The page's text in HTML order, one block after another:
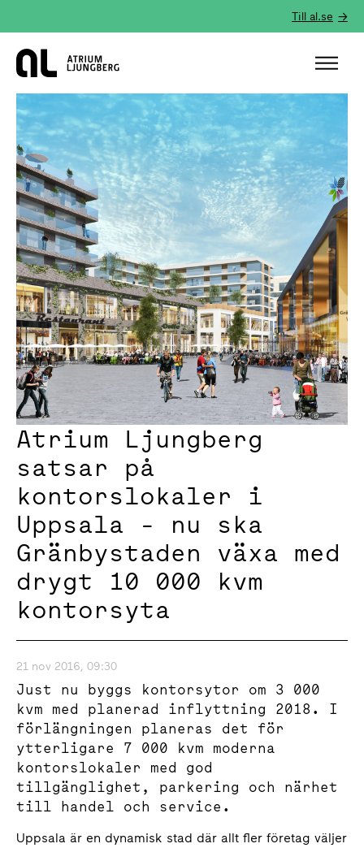
Till al.se
Hem
Atrium Ljungberg
satsar på
kontorslokaler i
Uppsala - nu ska
Gränbystaden växa med
drygt 10 000 kvm
kontorsyta
21 nov 2016, 09:30
Just nu byggs kontorsytor om 3 000
kvm med planerad inflyttning 2018. I
förlängningen planeras det för
ytterligare 7 000 kvm moderna
kontorslokaler med god
tillgänglighet, parkering och närhet
till handel och service.
Uppsala är en dynamisk stad där allt fler företag väljer